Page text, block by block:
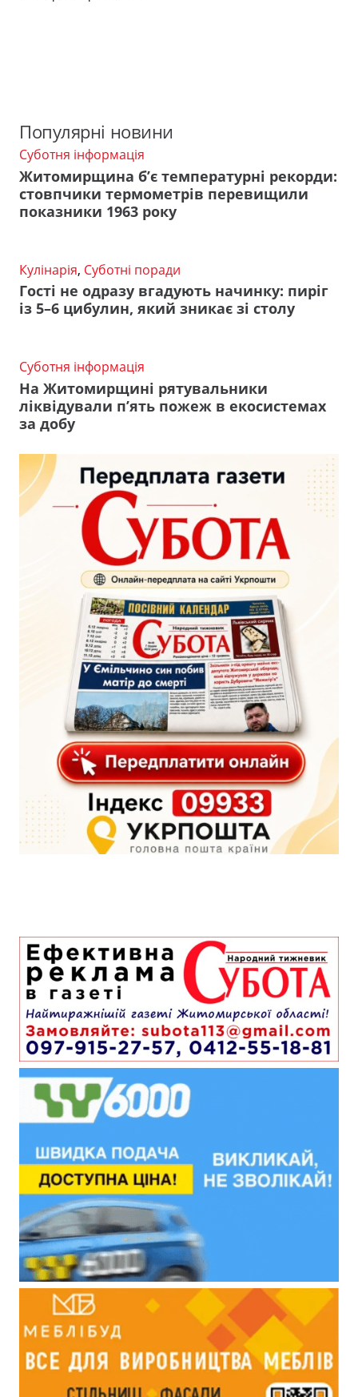
Популярні новини
Суботня інформація
Житомирщина б’є температурні рекорди:
стовпчики термометрів перевищили
показники 1963 року
Кулінарія, Суботні поради
Гості не одразу вгадують начинку: пиріг
із 5–6 цибулин, який зникає зі столу
Суботня інформація
На Житомирщині рятувальники
ліквідували п’ять пожеж в екосистемах
за добу